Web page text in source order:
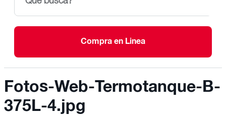
Compra en Linea
Fotos-Web-Termotanque-B-
375L-4.jpg